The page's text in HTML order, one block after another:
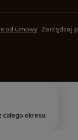
od umowy Zarządzaj
całego okresu